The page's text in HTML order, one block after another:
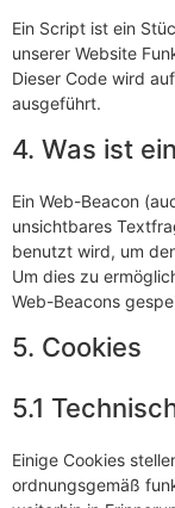
Ein Script ist ein
unserer Website
Dieser Code wird
ausgeführt.
4. Was ist
Ein Web-Beacon
unsichtbares
benutzt wird, um
Um dies zu
Web-Beacons
5. Cookies
5.1
Einige Cookies
ordnungsgemäß